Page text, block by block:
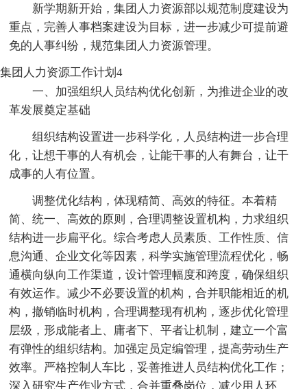
新学期新开始，集团人力资源部以规范制度建设为
重点，完善人事档案建设为目标，进一步减少可提前避
免的人事纠纷，规范集团人力资源管理。
集团人力资源工作计划4
一、加强组织人员结构优化创新，为推进企业的改
革发展奠定基础
组织结构设置进一步科学化，人员结构进一步合理
化，让想干事的人有机会，让能干事的人有舞台，让干
成事的人有位置。
调整优化结构，体现精简、高效的特征。本着精
简、统一、高效的原则，合理调整设置机构，力求组织
结构进一步扁平化。综合考虑人员素质、工作性质、信
息沟通、企业文化等因素，科学实施管理流程优化，畅
通横向纵向工作渠道，设计管理幅度和跨度，确保组织
有效运作。减少不必要设置的机构，合并职能相近的机
构，撤销临时机构，合理调整现有机构，逐步优化管理
层级，形成能者上、庸者下、平者让机制，建立一个富
有弹性的组织结构。加强定员定编管理，提高劳动生产
效率。严格控制人车比，妥善推进人员结构优化工作；
深入研究生产作业方式，合并重叠岗位，减少用人环